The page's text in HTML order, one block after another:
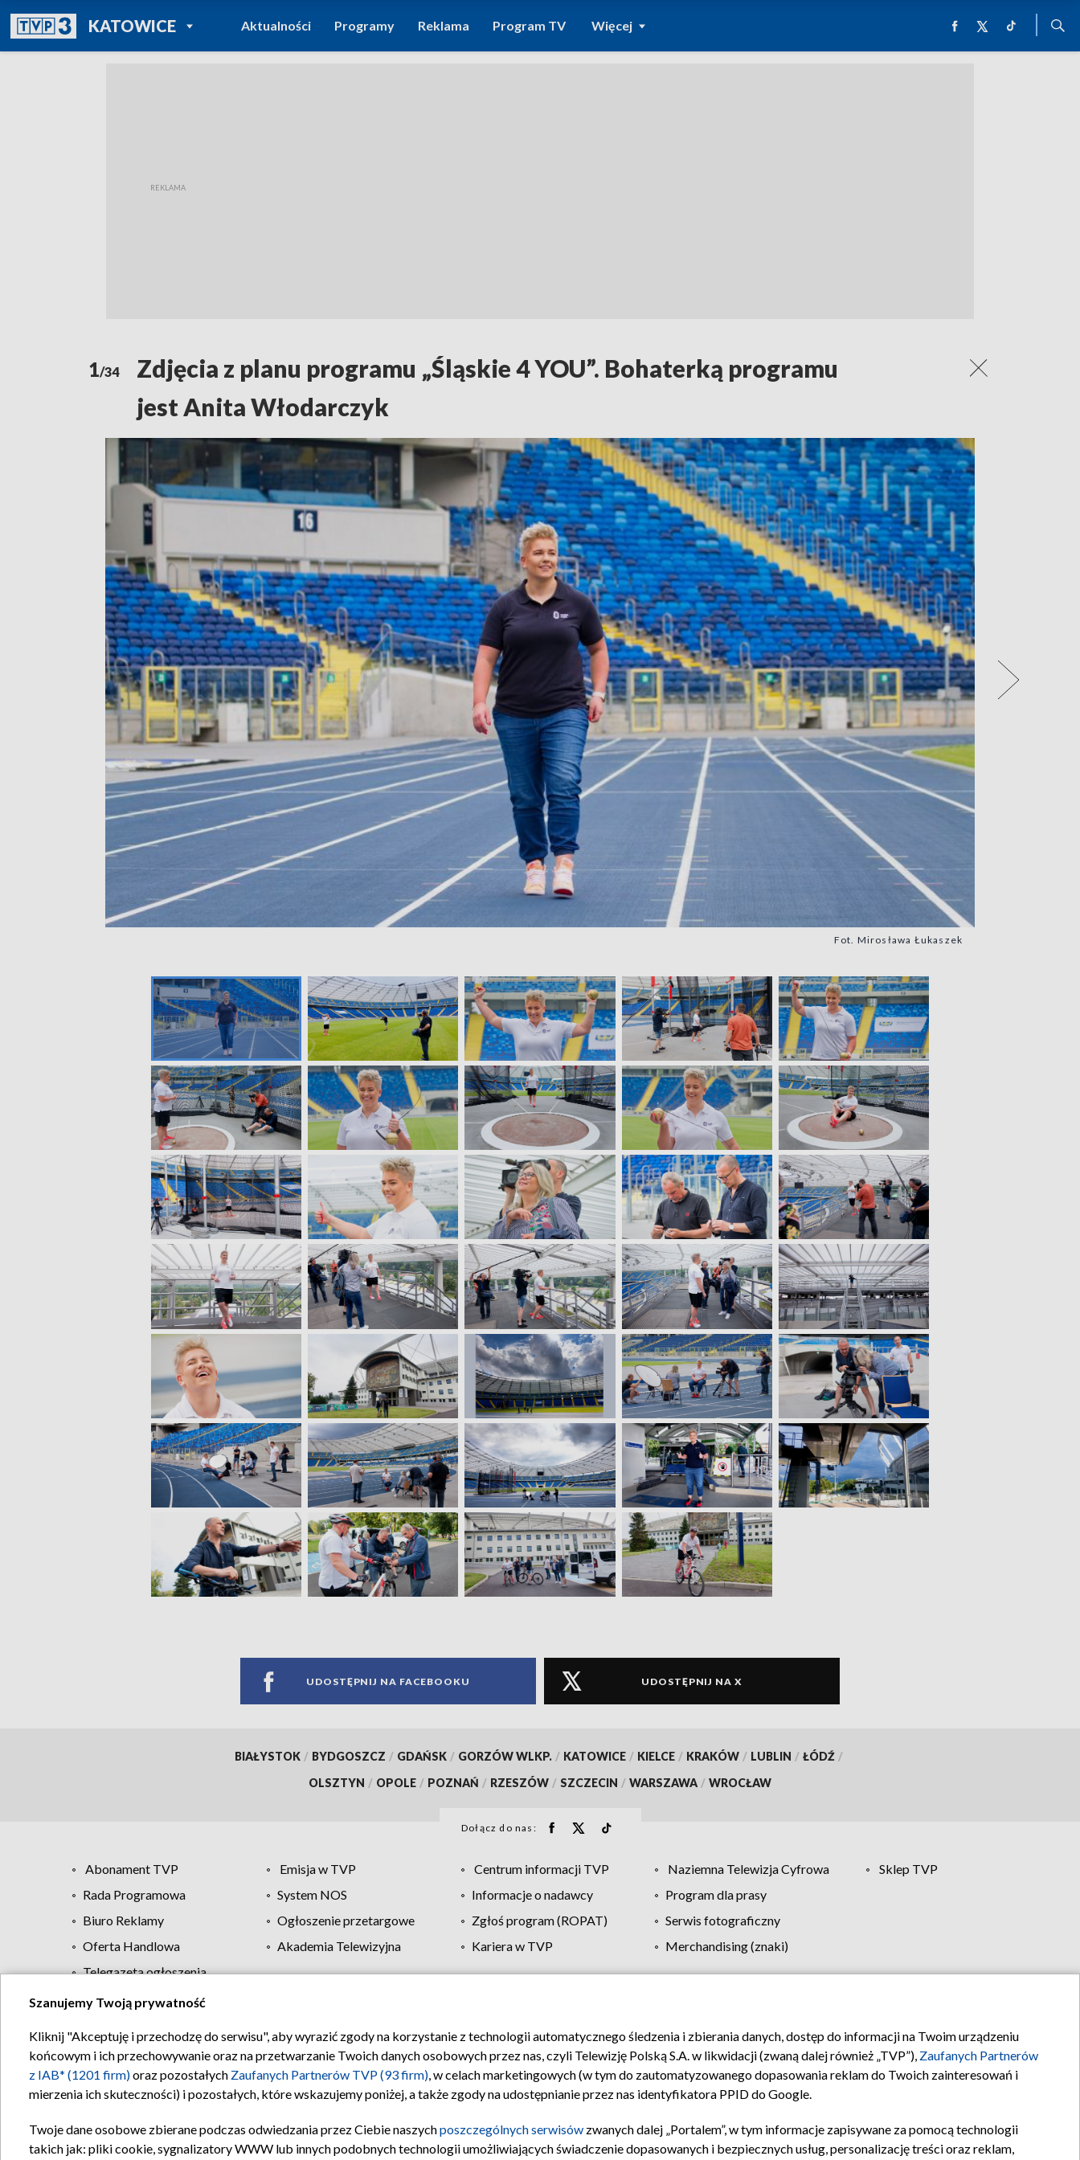
KATOWICEPOWRÓT DO
TVP REGIONY
Aktualności Programy Reklama Program TV Więcej
1/34
Zdjęcia z planu programu „Śląskie 4 YOU”. Bohaterką programu
jest Anita Włodarczyk
Fot. Mirosława Łukaszek
UDOSTĘPNIJ NA FACEBOOKU UDOSTĘPNIJ NA X
BIAŁYSTOK / BYDGOSZCZ / GDAŃSK / GORZÓW WLKP. / KATOWICE / KIELCE / KRAKÓW / LUBLIN / ŁÓDŹ /
OLSZTYN / OPOLE / POZNAŃ / RZESZÓW / SZCZECIN / WARSZAWA / WROCŁAW
Dołącz do nas:
Abonament TVP Emisja w TVP Centrum informacji TVP Naziemna Telewizja Cyfrowa
Sklep TVP
Rada Programowa
System NOS Informacje o nadawcy
Program dla prasy
Biuro Reklamy
Ogłoszenie przetargowe Zgłoś program (ROPAT)
Serwis fotograficzny
Oferta Handlowa
Akademia Telewizyjna Kariera w TVP
Merchandising (znaki)
Telegazeta ogłoszenia
Regulamin TVP Polityka prywatności Moje zgody Pomoc Biuro reklamy Kontakt
Szanujemy Twoją prywatność
Kliknij "Akceptuję i przechodzę do serwisu", aby wyrazić zgody na korzystanie z technologii automatycznego śledzenia i zbierania danych, dostęp do informacji na Twoim urządzeniu
końcowym i ich przechowywanie oraz na przetwarzanie Twoich danych osobowych przez nas, czyli Telewizję Polską S.A. w likwidacji (zwaną dalej również „TVP”), Zaufanych Partnerów
z IAB* (1201 firm)oraz pozostałych Zaufanych Partnerów TVP (93 firm), w celach marketingowych (w tym do zautomatyzowanego dopasowania reklam do Twoich zainteresowań i
mierzenia ich skuteczności) i pozostałych, które wskazujemy poniżej, a także zgody na udostępnianie przez nas identyfikatora PPID do Google.
Twoje dane osobowe zbierane podczas odwiedzania przez Ciebie naszychposzczególnych serwisów zwanych dalej „Portalem”, w tym informacje zapisywane za pomocą technologii
takich jak: pliki cookie, sygnalizatory WWW lub innych podobnych technologii umożliwiających świadczenie dopasowanych i bezpiecznych usług, personalizację treści oraz reklam,